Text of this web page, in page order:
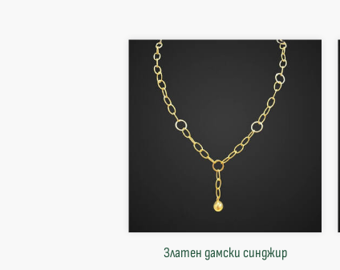
Златен дамски синджир